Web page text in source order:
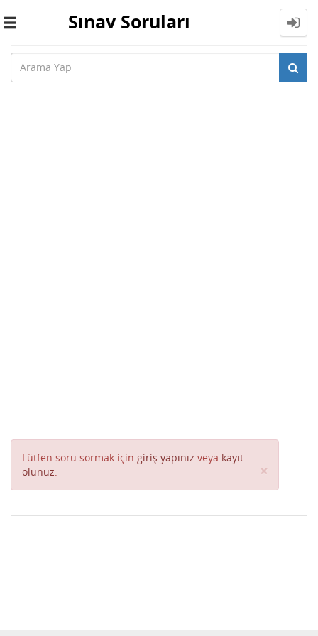
Toggle
Sınav Soruları
Lütfen soru sormak için giriş yapınız veya kayıt
olunuz. ×